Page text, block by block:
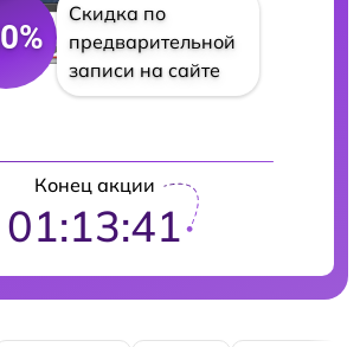
Скидка по
предварительной
записи на сайте
Конец акции
01:13:40